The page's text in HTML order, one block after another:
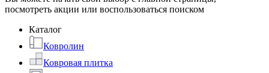
посмотреть акции или воспользоваться поиском
Каталог
Ковролин
Ковровая плитка